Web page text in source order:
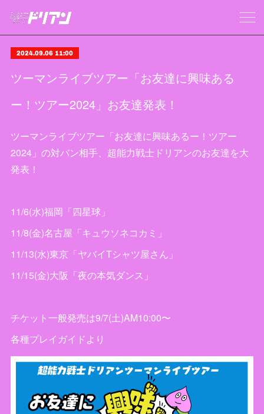
2024.09.06 11:00
ツーマンライブツアー「お友達に興味ある
ー！ツアー2024」お友達発表！
ツーマンライブツアー「お友達に興味あるー！ツアー
2024」の対バン相手、超能力戦士ドリアンのお友達を大
発表！
11/6(水)福岡「四星球」
11/8(金)名古屋「キュウソネコカミ」
11/13(水)東京「ヤバイTシャツ屋さん」
11/15(金)大阪「夜の本気ダンス」
チケット一般発売は9/7(土)AM10:00〜
各種プレイガイドより